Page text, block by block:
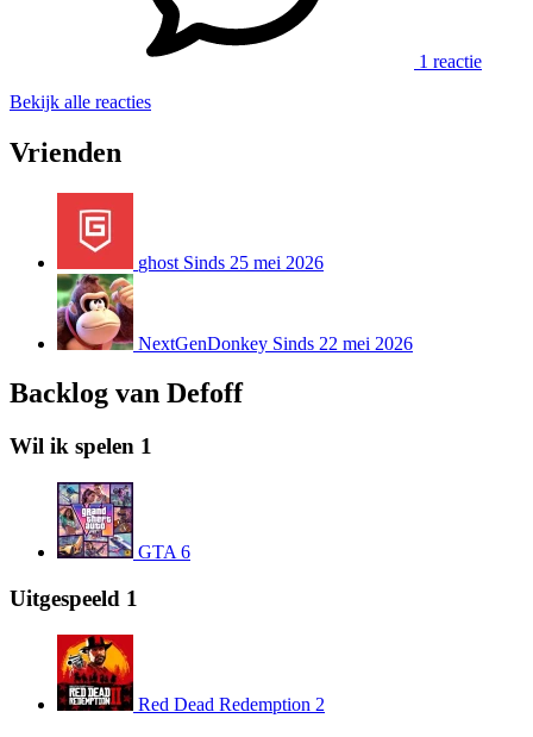
1 reactie
Bekijk alle reacties
Vrienden
ghost Sinds 25 mei 2026
NextGenDonkey Sinds 22 mei 2026
Backlog van Defoff
Wil ik spelen 1
GTA 6
Uitgespeeld 1
Red Dead Redemption 2